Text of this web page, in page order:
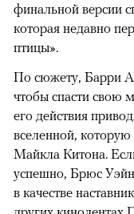
финальной версии
которая недавно
птицы».
По сюжету, Барри
чтобы спасти свою
его действия
вселенной,
Майкла Китона.
успешно, Брюс
в качестве